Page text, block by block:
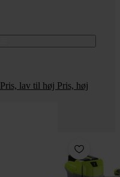
Pris, lav til høj Pris, høj